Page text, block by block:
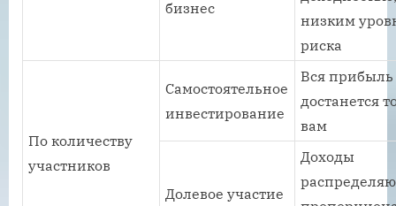
бизнес
низким
риска
По количеству
участников
Самостоятельное
инвестирование
Вся прибыль
достанется
вам
Долевое участие
Доходы